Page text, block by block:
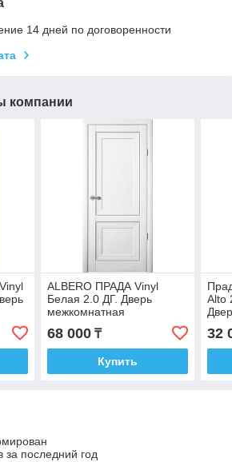
14 дней по договоренности
компании
ALBERO ПРАДА Vinyl
Белая 2.0 ДГ. Дверь
межкомнатная
68 000₸
Купить
Alto
32
за последний год